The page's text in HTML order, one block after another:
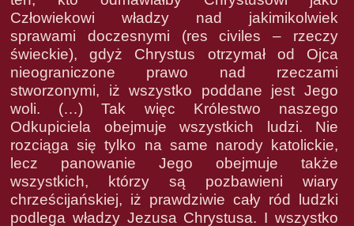
Człowiekowi władzy nad jakimikolwiek
sprawami doczesnymi (res civiles – rzeczy
świeckie), gdyż Chrystus otrzymał od Ojca
nieograniczone prawo nad rzeczami
stworzonymi, iż wszystko poddane jest Jego
woli. (…) Tak więc Królestwo naszego
Odkupiciela obejmuje wszystkich ludzi. Nie
rozciąga się tylko na same narody katolickie,
lecz panowanie Jego obejmuje także
wszystkich, którzy są pozbawieni wiary
chrześcijańskiej, iż prawdziwie cały ród ludzki
podlega władzy Jezusa Chrystusa. I wszystko